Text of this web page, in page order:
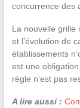
concurrence des
La nouvelle grille
et l’évolution de
établissements
est une
règle n’est pas
A lire aussi :